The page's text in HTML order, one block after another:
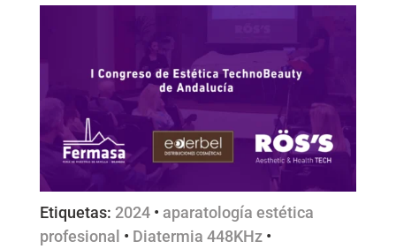
Etiquetas: 2024• aparatología estética
profesional • Diatermia 448KHz•